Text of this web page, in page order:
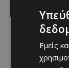
ΜΈΝΟΥΜΕ
Το River
επιστρέφει
–
Εμείς